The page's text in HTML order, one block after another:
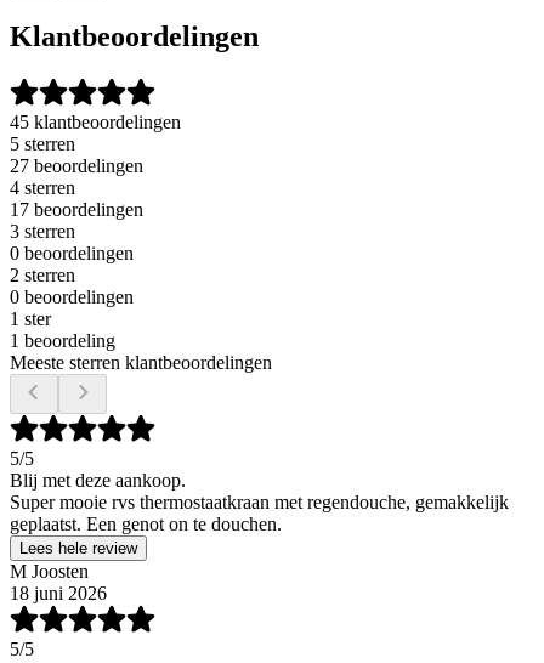
Klantbeoordelingen
45 klantbeoordelingen
5 sterren
27 beoordelingen
4 sterren
17 beoordelingen
3 sterren
0 beoordelingen
2 sterren
0 beoordelingen
1 ster
1 beoordeling
Meeste sterren klantbeoordelingen
5/5
Blij met deze aankoop.
Super mooie rvs thermostaatkraan met regendouche, gemakkelijk
geplaatst. Een genot on te douchen.
Lees hele review
M Joosten
18 juni 2026
5/5